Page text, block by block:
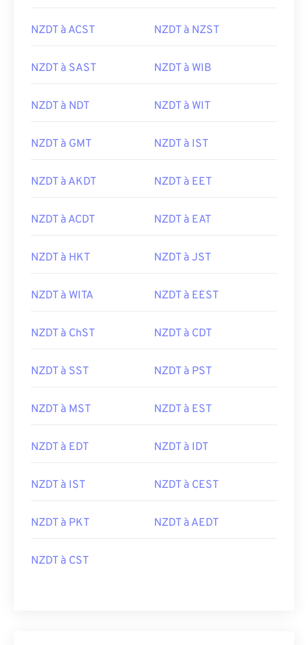
NZDT à ACST NZDT à NZST
NZDT à SAST NZDT à WIB
NZDT à NDT NZDT à WIT
NZDT à GMT NZDT à IST
NZDT à AKDT NZDT à EET
NZDT à ACDT NZDT à EAT
NZDT à HKT NZDT à JST
NZDT à WITA NZDT à EEST
NZDT à ChST NZDT à CDT
NZDT à SST NZDT à PST
NZDT à MST NZDT à EST
NZDT à EDT NZDT à IDT
NZDT à IST NZDT à CEST
NZDT à PKT NZDT à AEDT
NZDT à CST